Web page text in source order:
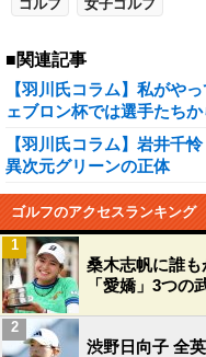
ゴルフ 女子ゴルフ
■関連記事
【羽川氏コラム】私がや
ェブロン杯では選手たち
【羽川氏コラム】岩井千
異次元グリーンの正体
ゴルフのアクセスランキング
桑木志帆に誰も
「愛嬌」3つの
1
渋野日向子 全
2